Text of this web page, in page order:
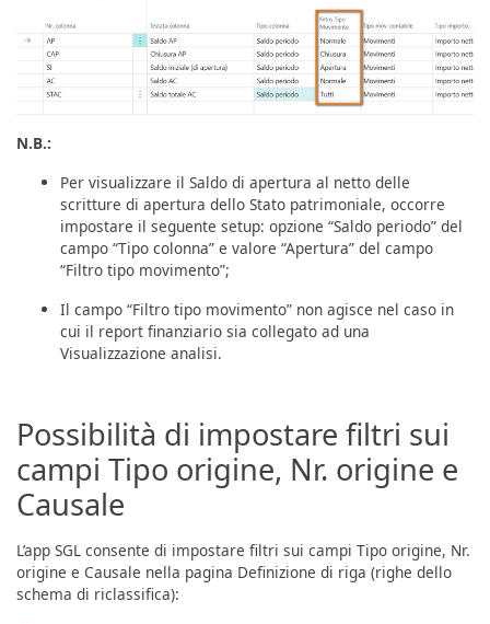
N.B.:
Per visualizzare il Saldo di apertura al netto delle
scritture di apertura dello Stato patrimoniale, occorre
impostare il seguente setup: opzione “Saldo periodo” del
campo “Tipo colonna” e valore “Apertura” del campo
“Filtro tipo movimento”;
Il campo “Filtro tipo movimento” non agisce nel caso in
cui il report finanziario sia collegato ad una
Visualizzazione analisi.
Possibilità di impostare filtri sui
campi Tipo origine, Nr. origine e
Causale
L’app SGL consente di impostare filtri sui campi Tipo origine, Nr.
origine e Causale nella pagina Definizione di riga (righe dello
schema di riclassifica):